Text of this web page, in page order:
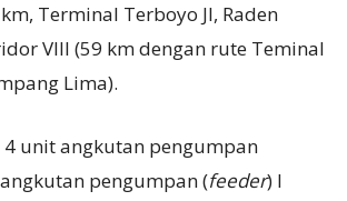
Terminal Terboyo Jl, Raden
VIII (59 km dengan rute Teminal
Lima).
4 unit angkutan pengumpan
pengumpan (feeder) I